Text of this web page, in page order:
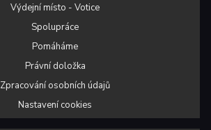
Výdejní místo - Votice
Spolupráce
Pomáháme
Právní doložka
Zpracování osobních údajů
Nastavení cookies